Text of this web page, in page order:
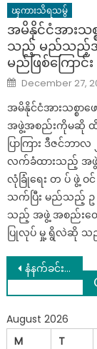
ၾကားသိရသမွ်
အမိနိုင်ငံအားသစ္
သည့် မည်သည့်အ
မည်ဖြစ်ကြောင်း
Posted
on
December 27,
အမိနိုင်ငံအားသစ္စာ
အဖွဲ့အစည်းကိုမဆို ထိရ
ပြာကြား ဒီဇင်ဘာ
လက်ခံထားသည့် အဖွဲ့ အ
လုံခြုံရေး တ ပ် ဖွဲ့ ဝ
သက်ပြီး မည်သည့် ဥ ပ
သည့် အဖွဲ့ အစည်းတွေ
ပြုလုပ် မှု့ ရွိလဲဆို သ
Post
နံနက်ခင်းမှာ ရေပူရေပန်းနဲ့ အကြာကြီး မချိုးပါနဲ့
August 2026
M
T